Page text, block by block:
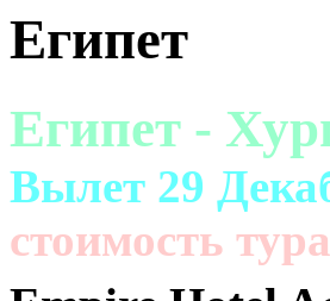
Египет
Египет -
Вылет 29
cтоимость